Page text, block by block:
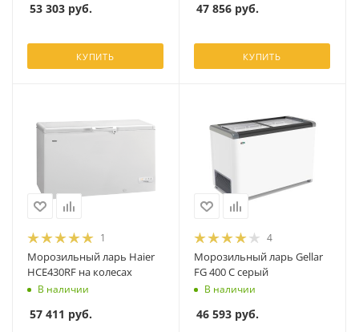
53 303 руб.
КУПИТЬ
47 856 руб.
КУПИТЬ
1
Морозильный ларь Haier
HCE430RF на колесах
В наличии
57 411 руб.
4
Морозильный ларь Gellar
FG 400 C серый
В наличии
46 593 руб.